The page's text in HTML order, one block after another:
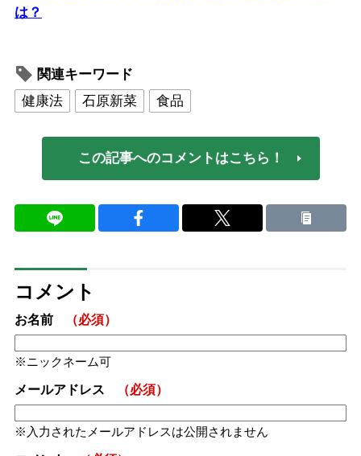
は？
関連キーワード
健康法
石原新菜 食品
この記事へのコメントはこちら！
コメント
お名前 （必須）
ニックネーム可
メールアドレス （必須）
入力されたメールアドレスは公開されません